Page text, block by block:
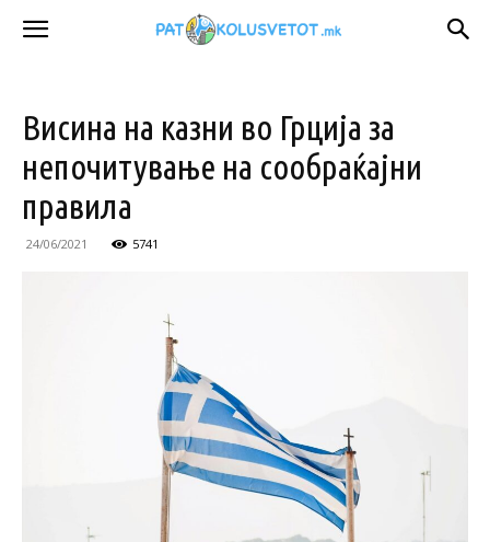
Висина на казни во Грција за
непочитување на сообраќајни
правила
24/06/2021 5741